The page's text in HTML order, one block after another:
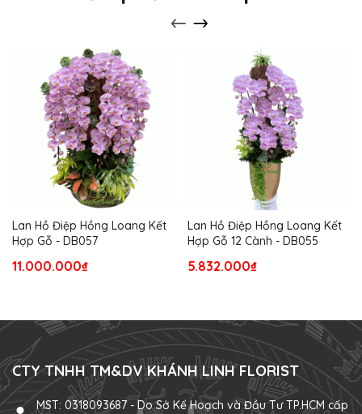
Lan Hồ Điệp Hồng Loang Kết
Hợp Gỗ - DB057
11.000.000₫
Lan Hồ Điệp Hồng Loang Kết
Hợp Gỗ 12 Cành - DB055
5.832.000₫
CTY TNHH TM&DV KHÁNH LINH FLORIST
MST: 0318093687 - Do Sở Kế Hoạch và Đầu Tư TP.HCM cấp